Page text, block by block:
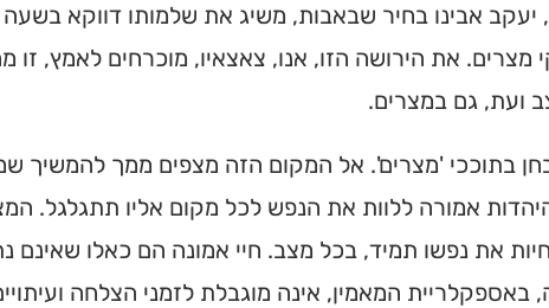
יעקב אבינו בחיר שבאבות, משיג את שלמותו דווקא
מצרים. את הירושה הזו, אנו, צאצאיו, מוכרחים לאמץ, זו
ועת, גם במצרים.
בתוככי 'מצרים'. אל המקום הזה מצפים ממך להמשיך
אמורה ללוות את הנפש לכל מקום אליו תתגלגל.
את נפשו תמיד, בכל מצב. חיי אמונה הם כאלו שאינם
המאמין, אינה מוגבלת לזמני הצלחה